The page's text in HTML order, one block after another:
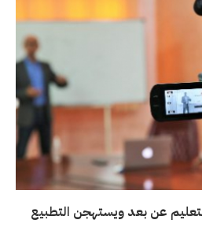
عن بعد ويستهجن التطبيع